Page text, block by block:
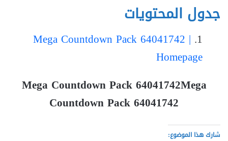
جدول المحتويات
Mega Countdown Pack 64041742 |
Homepage
Mega Countdown Pack 64041742Mega
Countdown Pack 64041742
شارك هذا الموضوع: